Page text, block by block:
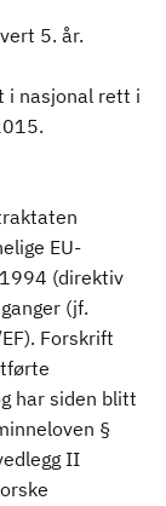
5. år.
i nasjonal rett i
EU-
(direktiv
(jf.
Forskrift
har siden blitt
§
II